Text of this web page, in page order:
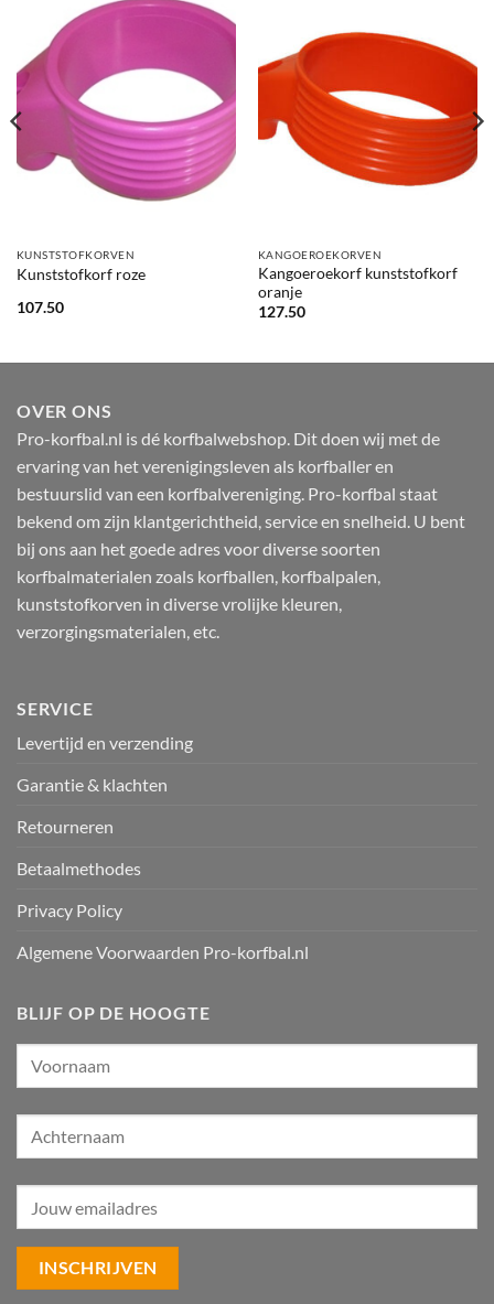
KUNSTSTOFKORVEN
Kunststofkorf roze
107.50
KANGOEROEKORVEN
Kangoeroekorf kunststofkorf
oranje
127.50
OVER ONS
Pro-korfbal.nl is dé korfbalwebshop. Dit doen wij met de
ervaring van het verenigingsleven als korfballer en
bestuurslid van een korfbalvereniging. Pro-korfbal staat
bekend om zijn klantgerichtheid, service en snelheid. U bent
bij ons aan het goede adres voor diverse soorten
korfbalmaterialen zoals korfballen, korfbalpalen,
kunststofkorven in diverse vrolijke kleuren,
verzorgingsmaterialen, etc.
SERVICE
Levertijd en verzending
Garantie & klachten
Retourneren
Betaalmethodes
Privacy Policy
Algemene Voorwaarden Pro-korfbal.nl
BLIJF OP DE HOOGTE